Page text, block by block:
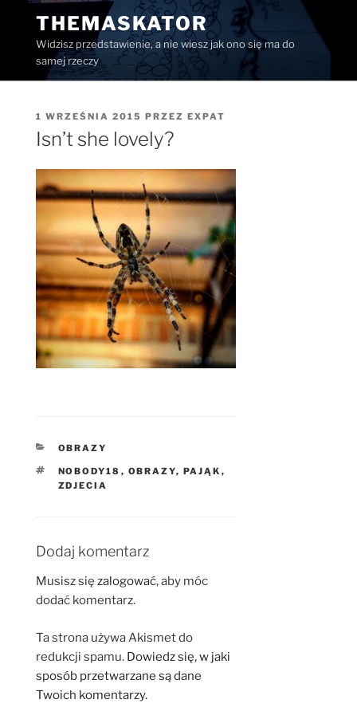
THEMASKATOR
Widzisz przedstawienie, a nie wiesz jak ono się ma do
samej rzeczy
OPUBLIKOWANE
W
1 WRZEŚNIA 2015 PRZEZ EXPAT
Isn’t she lovely?
KATEGORIE
OBRAZY
TAGI
NOBODY18 , OBRAZY, PAJĄK ,
ZDJECIA
Dodaj komentarz
Musisz się zalogować, aby móc
dodać komentarz.
Ta strona używa Akismet do
redukcji spamu. Dowiedz się, w jaki
sposób przetwarzane są dane
Twoich komentarzy.